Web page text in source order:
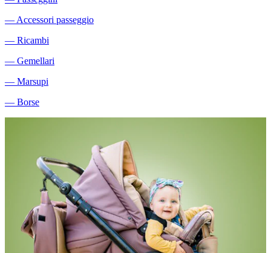
― Accessori passeggio
― Ricambi
― Gemellari
― Marsupi
― Borse